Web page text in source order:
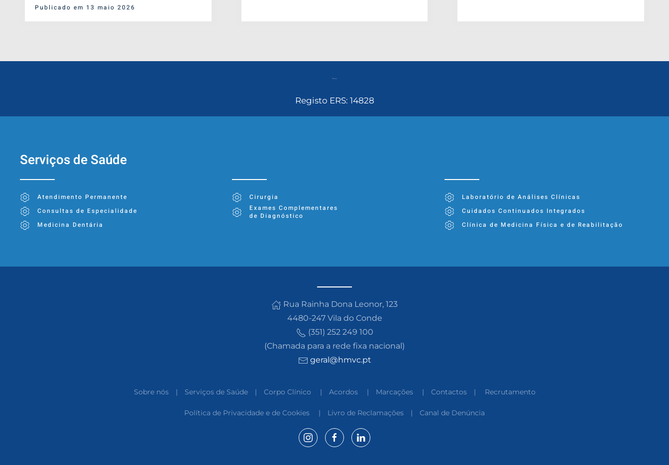
Publicado em 13 maio 2026
Registo ERS: 14828
Serviços de Saúde
Atendimento Permanente
Consultas de Especialidade
Medicina Dentária
Cirurgia
Exames Complementares
de Diagnóstico
Laboratório de Análises Clínicas
Cuidados Continuados Integrados
Clínica de Medicina Física e de Reabilitação
Rua Rainha Dona Leonor, 123
4480-247 Vila do Conde
(351) 252 249 100
(Chamada para a rede fixa nacional)
geral @hmvc.pt
Sobre nós| Serviços de Saúde| Corpo Clínico | Acordos| Marcações| Contactos| Recrutamento
Política de Privacidade e de Cookies | Livro de Reclamações | Canal de Denúncia